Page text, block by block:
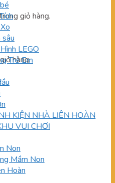
giỏ hàng.
hàng.
sâu
LEGO
Trẻ Em
KIỆN NHÀ LIÊN HOÀN
VUI CHƠI
Non
Mầm Non
Hoàn